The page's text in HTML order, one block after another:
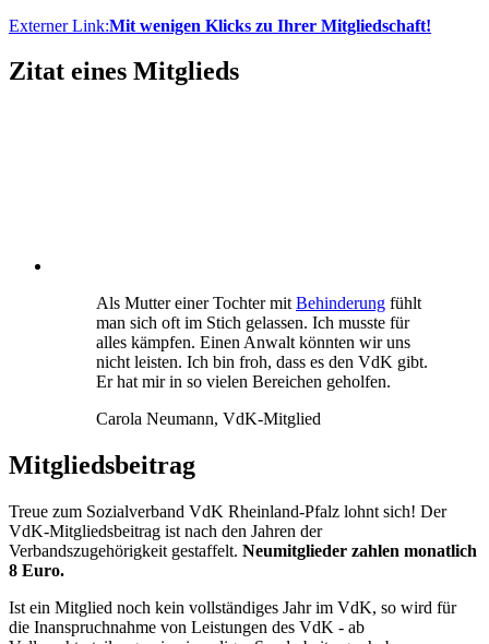
Externer Link:Mit wenigen Klicks zu Ihrer Mitgliedschaft!
Zitat eines Mitglieds
Als Mutter einer Tochter mit Behinderung fühlt
man sich oft im Stich gelassen. Ich musste für
alles kämpfen. Einen Anwalt könnten wir uns
nicht leisten. Ich bin froh, dass es den VdK gibt.
Er hat mir in so vielen Bereichen geholfen.
Carola Neumann, VdK-Mitglied
Mitgliedsbeitrag
Treue zum Sozialverband VdK Rheinland-Pfalz lohnt sich! Der
VdK-Mitgliedsbeitrag ist nach den Jahren der
Verbandszugehörigkeit gestaffelt. Neumitglieder zahlen monatlich
8 Euro.
Ist ein Mitglied noch kein vollständiges Jahr im VdK, so wird für
die Inanspruchnahme von Leistungen des VdK - ab